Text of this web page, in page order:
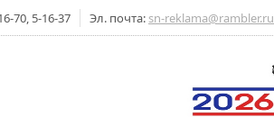
70, 5-16-37 Эл. почта: sn-reklama@rambler.ru